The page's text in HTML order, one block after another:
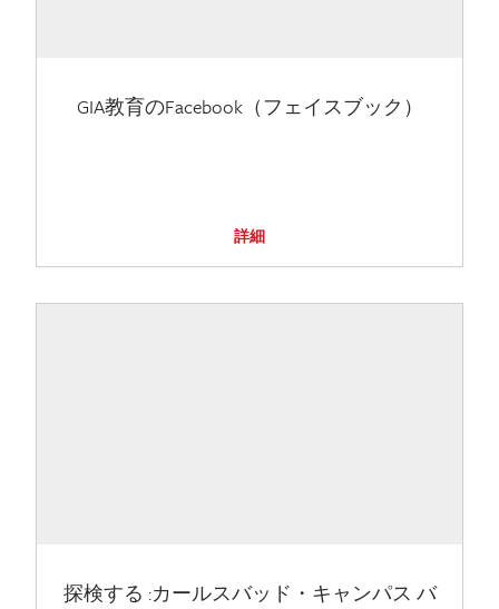
GIA教育のFacebook（フェイスブック）
詳細
探検する :カールスバッド・キャンパス バ